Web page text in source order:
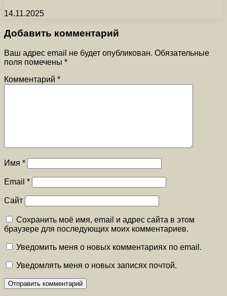
14.11.2025
Добавить комментарий
Ваш адрес email не будет опубликован. Обязательные
поля помечены *
Комментарий *
Имя *
Email *
Сайт
Сохранить моё имя, email и адрес сайта в этом
браузере для последующих моих комментариев.
Уведомить меня о новых комментариях по email.
Уведомлять меня о новых записях почтой.